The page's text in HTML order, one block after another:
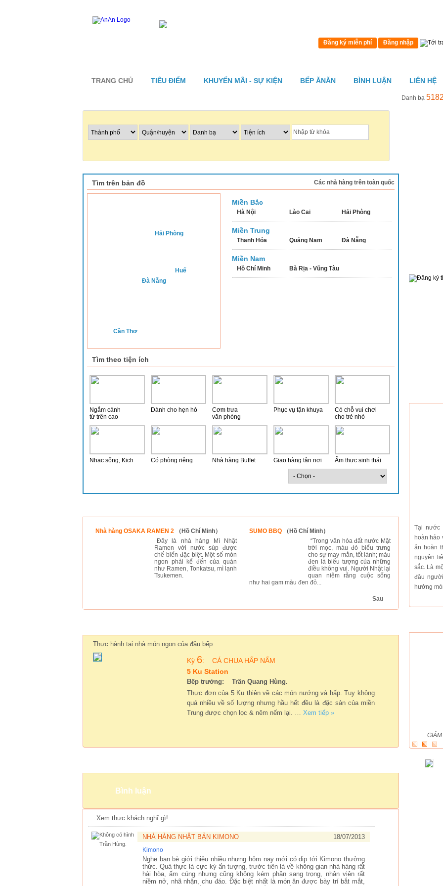
TRANG CHỦ TIÊU ĐIỂM KHUYẾN MÃI - SỰ KIỆN BẾP ĂNĂN BÌNH LUẬN LIÊN HỆ
Đăng ký miễn phí Đăng nhập
Danh bạ
Tìm trên bản đồ Các nhà hàng trên toàn quốc
Hải Phòng
Huế
Đà Nẵng
Cần Thơ
Miền Bắc
Hà Nội Lào Cai Hải Phòng
Miền Trung
Thanh Hóa Quảng Nam Đà Nẵng
Miền Nam
Hồ Chí Minh Bà Rịa - Vũng Tàu
Tìm theo tiện ích
Ngắm cảnh
từ trên cao
Dành cho hẹn hò
Cơm trưa
văn phòng
Phục vụ tận khuya
Có chỗ vui chơi
cho trẻ nhỏ
Nhạc sống, Kịch Có phòng riêng Nhà hàng Buffet Giao hàng tận nơi Ẩm thực sinh thái
Nhà hàng OSAKA RAMEN 2
（Hồ Chí Minh）
Đây là nhà hàng Mì Nhật
Ramen với nước súp được
chế biến đặc biệt. Một số món
ngon phải kể đến của quán
như Ramen, Tonkatsu, mì lạnh
Tsukemen.
SUMO BBQ
（Hồ Chí Minh）
“Trong văn hóa đất nước Mặt
trời mọc, màu đỏ biểu trưng
cho sự may mắn, tốt lành; màu
đen là biểu tượng của những
điều không vui. Người Nhật lại
quan niệm rằng cuộc sống
như hai gam màu đen đỏ...
Nhà hàng
Minh）
một điều không
Sau
Thực hành tại nhà món ngon của đầu bếp
Kỳ 6: CÁ CHUA HẤP NẤM
5 Ku Station
Bếp trưởng: Trần Quang Hùng.
Thực đơn của 5 Ku thiên về các món nướng và hấp. Tuy không
quá nhiều về số lượng nhưng hầu hết đều là đặc sản của miền
Trung được chọn lọc & nêm nếm lại. … Xem tiếp »
Bình luận
Xem thực khách nghĩ gì!
Trần Hùng.
NHÀ HÀNG NHẬT BẢN KIMONO 18/07/2013
Kimono
Nghe bạn bè giới thiệu nhiều nhưng hôm nay mới có dịp tới Kimono thưởng
thức. Quả thực là cực kỳ ấn tượng, trước tiên là về không gian nhà hàng rất
hài hòa, ấm cúng nhưng cũng không kém phần sang trọng, nhân viên rất
niềm nở, nhã nhặn, chu đáo. Đặc biệt nhất là món ăn được bày trí bắt mắt,
Tại nước
hoàn hảo
ăn hoàn
nguyên
sắc. Là
đâu
hưởng
GIẢM